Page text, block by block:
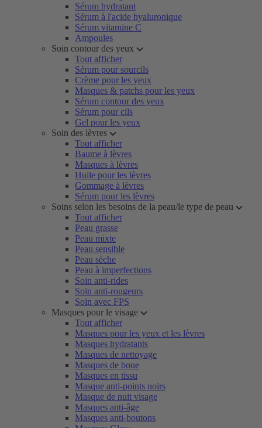
Sérum hydratant
Sérum à l'acide hyaluronique
Sérum vitamine C
Ampoules
Soin contour des yeux
Tout afficher
Sérum pour sourcils
Crème pour les yeux
Masques & patchs pour les yeux
Sérum contour des yeux
Sérum pour cils
Gel pour les yeux
Soin des lèvres
Tout afficher
Baume à lèvres
Masques à lèvres
Huile pour les lèvres
Gommage à lèvres
Sérum pour les lèvres
Soins selon les besoins de la peau/le type de peau
Tout afficher
Peau grasse
Peau mixte
Peau sensible
Peau sèche
Peau à imperfections
Soin anti-rides
Soin anti-rougeurs
Soin avec FPS
Masques pour le visage
Tout afficher
Masques pour les yeux et les lèvres
Masques hydratants
Masques de nettoyage
Masques de boue
Masques en tissu
Masque anti-points noirs
Masque de nuit visage
Masques anti-âge
Masques anti-boutons